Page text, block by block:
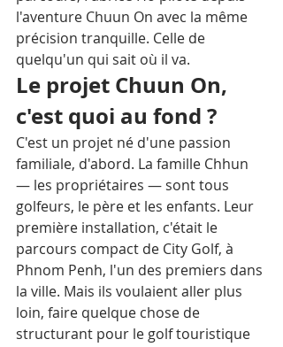
l'aventure Chuun On avec la même
précision tranquille. Celle de
quelqu'un qui sait où il va.
Le projet Chuun On,
c'est quoi au fond ?
C'est un projet né d'une passion
familiale, d'abord. La famille Chhun
— les propriétaires — sont tous
golfeurs, le père et les enfants. Leur
première installation, c'était le
parcours compact de City Golf, à
Phnom Penh, l'un des premiers dans
la ville. Mais ils voulaient aller plus
loin, faire quelque chose de
structurant pour le golf touristique